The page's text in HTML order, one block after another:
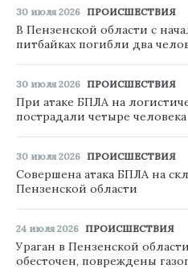
30 июля 2026 ПРОИСШЕСТВИЯ
В Пензенской области с
питбайках погибли два
30 июля 2026 ПРОИСШЕСТВИЯ
При атаке БПЛА на
пострадали четыре человека
30 июля 2026 ПРОИСШЕСТВИЯ
Совершена атака БПЛА на
Пензенской области
24 июля 2026 ПРОИСШЕСТВИЯ
Ураган в Пензенской
обесточен, повреждены